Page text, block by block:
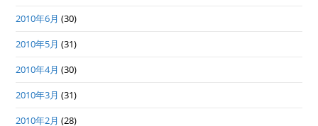
2010年6月 (30)
2010年5月 (31)
2010年4月 (30)
2010年3月 (31)
2010年2月 (28)